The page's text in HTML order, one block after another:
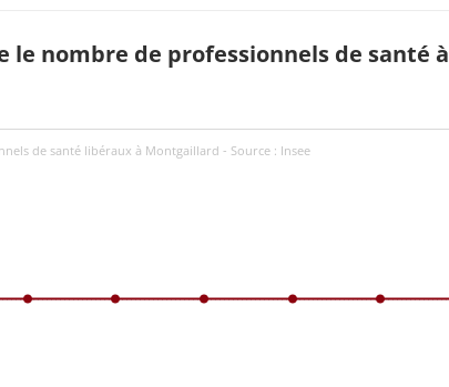
le nombre de professionnels de santé à
de santé libéraux à Montgaillard - Source : Insee